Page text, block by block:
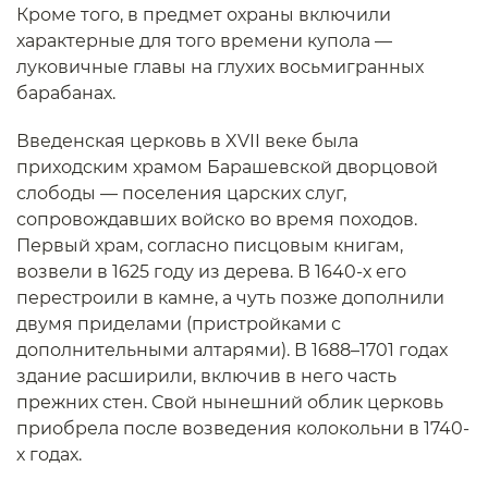
Кроме того, в предмет охраны включили
характерные для того времени купола —
луковичные главы на глухих восьмигранных
барабанах.
Введенская церковь в XVII веке была
приходским храмом Барашевской дворцовой
слободы — поселения царских слуг,
сопровождавших войско во время походов.
Первый храм, согласно писцовым книгам,
возвели в 1625 году из дерева. В 1640-х его
перестроили в камне, а чуть позже дополнили
двумя приделами (пристройками с
дополнительными алтарями). В 1688–1701 годах
здание расширили, включив в него часть
прежних стен. Свой нынешний облик церковь
приобрела после возведения колокольни в 1740-
х годах.